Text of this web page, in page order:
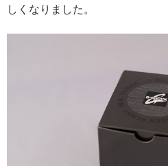
しくなりました。